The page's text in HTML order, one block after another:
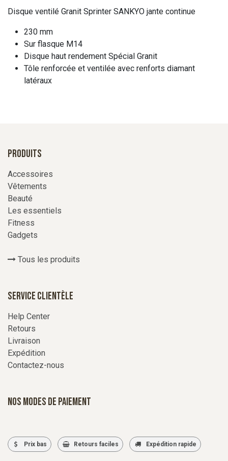
Disque ventilé Granit Sprinter SANKYO jante continue
230 mm
Sur flasque M14
Disque haut rendement Spécial Granit
Tôle renforcée et ventilée avec renforts diamant
latéraux
Produits
Accessoires
Vêtements
Beauté
Les essentiels
Fitness
Gadgets
Tous les produits
Service Clientèle
Help Center
Retours
Livraison
Expédition
Contactez-nous
Nos modes de paiement
Prix bas Retours faciles Expédition rapide